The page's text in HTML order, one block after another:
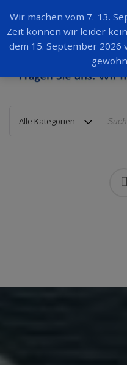
Wir machen vom 7.-13.
Zeit können wir leider
dem 15. September